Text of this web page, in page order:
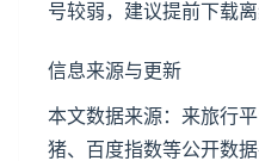
号较弱，建议提前下载
信息来源与更新
本文数据来源：来旅行
猪、百度指数等公开数